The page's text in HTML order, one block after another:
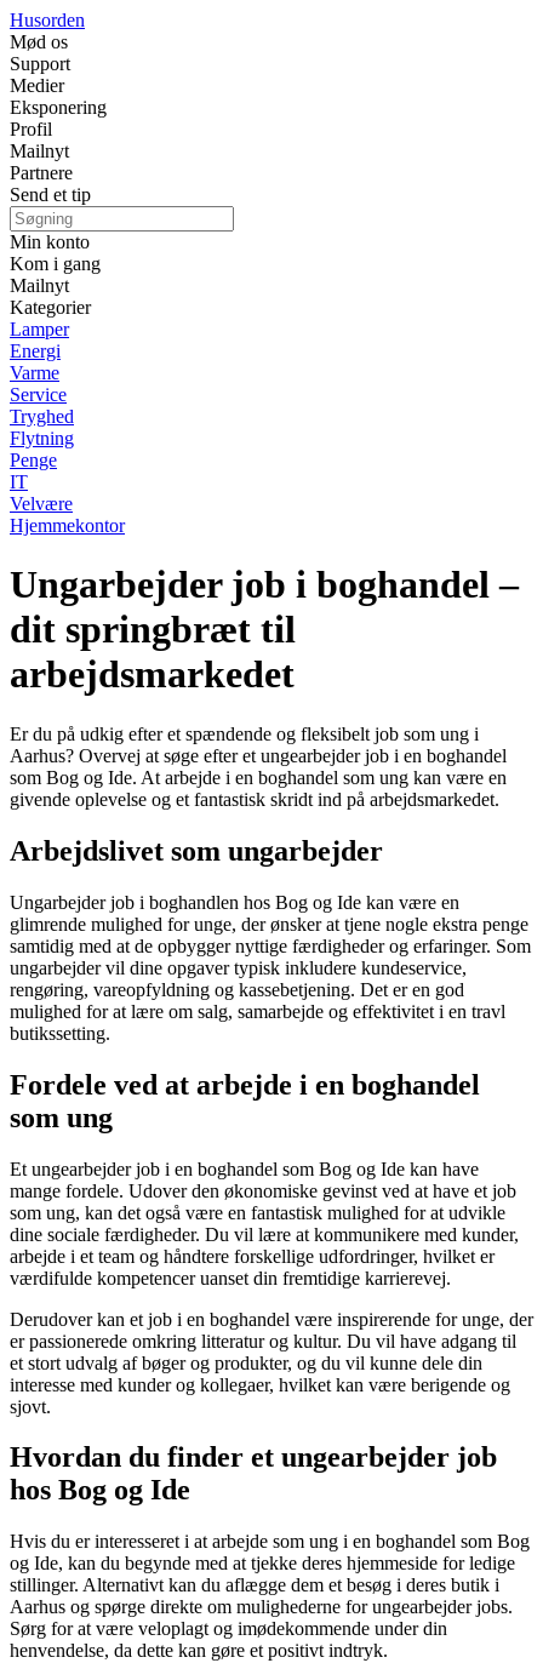
Husorden
Mød os
Support
Medier
Eksponering
Profil
Mailnyt
Partnere
Send et tip
Min konto
Kom i gang
Mailnyt
Kategorier
Lamper
Energi
Varme
Service
Tryghed
Flytning
Penge
IT
Velvære
Hjemmekontor
Ungarbejder job i boghandel –
dit springbræt til
arbejdsmarkedet
Er du på udkig efter et spændende og fleksibelt job som ung i
Aarhus? Overvej at søge efter et ungearbejder job i en boghandel
som Bog og Ide. At arbejde i en boghandel som ung kan være en
givende oplevelse og et fantastisk skridt ind på arbejdsmarkedet.
Arbejdslivet som ungarbejder
Ungarbejder job i boghandlen hos Bog og Ide kan være en
glimrende mulighed for unge, der ønsker at tjene nogle ekstra penge
samtidig med at de opbygger nyttige færdigheder og erfaringer. Som
ungarbejder vil dine opgaver typisk inkludere kundeservice,
rengøring, vareopfyldning og kassebetjening. Det er en god
mulighed for at lære om salg, samarbejde og effektivitet i en travl
butikssetting.
Fordele ved at arbejde i en boghandel
som ung
Et ungearbejder job i en boghandel som Bog og Ide kan have
mange fordele. Udover den økonomiske gevinst ved at have et job
som ung, kan det også være en fantastisk mulighed for at udvikle
dine sociale færdigheder. Du vil lære at kommunikere med kunder,
arbejde i et team og håndtere forskellige udfordringer, hvilket er
værdifulde kompetencer uanset din fremtidige karrierevej.
Derudover kan et job i en boghandel være inspirerende for unge, der
er passionerede omkring litteratur og kultur. Du vil have adgang til
et stort udvalg af bøger og produkter, og du vil kunne dele din
interesse med kunder og kollegaer, hvilket kan være berigende og
sjovt.
Hvordan du finder et ungearbejder job
hos Bog og Ide
Hvis du er interesseret i at arbejde som ung i en boghandel som Bog
og Ide, kan du begynde med at tjekke deres hjemmeside for ledige
stillinger. Alternativt kan du aflægge dem et besøg i deres butik i
Aarhus og spørge direkte om mulighederne for ungearbejder jobs.
Sørg for at være veloplagt og imødekommende under din
henvendelse, da dette kan gøre et positivt indtryk.